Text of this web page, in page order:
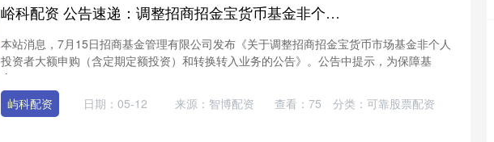
峪科配资 公告速递：调整招商招金宝货币基金非个人投资者大额申购和转换转入业务
本站消息，7月15日招商基金管理有限公司发布《关于调整招商招金宝货币市场基金非个人
投资者大额申购（含定期定额投资）和转换转入业务的公告》。公告中提示，为保障基
金....
屿科配资
日期：05-12 来源：智博配资 查看： 75 分类： 可靠股票配资